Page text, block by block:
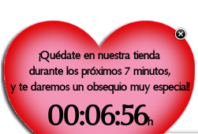
¡Quédate en nuestra tienda
durante los próximos 7 minutos,
y te daremos un obsequio muy especial!
00:06:55h